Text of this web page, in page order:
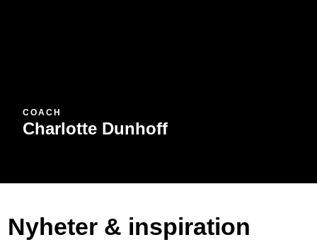
COACH
Charlotte Dunhoff
Nyheter & inspiration